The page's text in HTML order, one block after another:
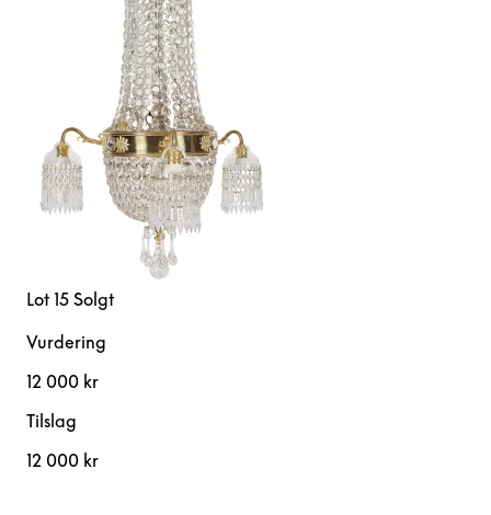
Lot 15 Solgt
Vurdering
12 000 kr
Tilslag
12 000 kr